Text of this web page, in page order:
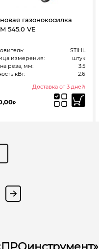
газонокосилка
545.0 VE
STIHL
измерения:
штук
реза, мм:
3.5
кВт:
2.6
Доставка от 3 дней
₽